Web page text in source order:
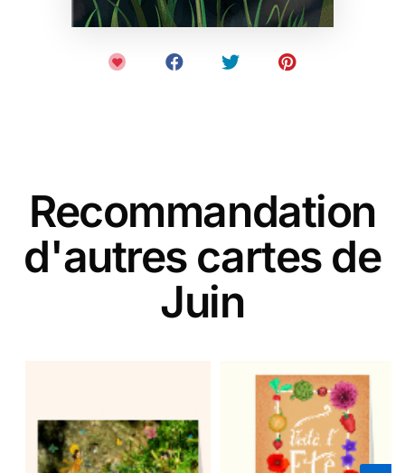
Recommandation
d'autres cartes de
Juin